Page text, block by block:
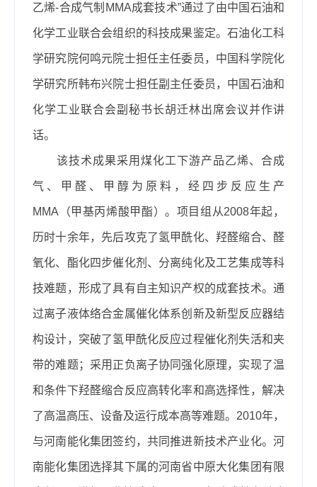
乙烯-合成气制MMA成套技术”通过了由中国石油和
化学工业联合会组织的科技成果鉴定。石油化工科
学研究院何鸣元院士担任主任委员，中国科学院化
学研究所韩布兴院士担任副主任委员，中国石油和
化学工业联合会副秘书长胡迁林出席会议并作讲
话。
该技术成果采用煤化工下游产品乙烯、合成
气、甲醛、甲醇为原料，经四步反应生产
MMA（甲基丙烯酸甲酯）。项目组从2008年起，
历时十余年，先后攻克了氢甲酰化、羟醛缩合、醛
氧化、酯化四步催化剂、分离纯化及工艺集成等科
技难题，形成了具有自主知识产权的成套技术。通
过离子液体络合金属催化体系创新及新型反应器结
构设计，突破了氢甲酰化反应过程催化剂失活和夹
带的难题；采用正负离子协同强化原理，实现了温
和条件下羟醛缩合反应高转化率和高选择性，解决
了高温高压、设备及运行成本高等难题。2010年，
与河南能化集团签约，共同推进新技术产业化。河
南能化集团选择其下属的河南省中原大化集团有限